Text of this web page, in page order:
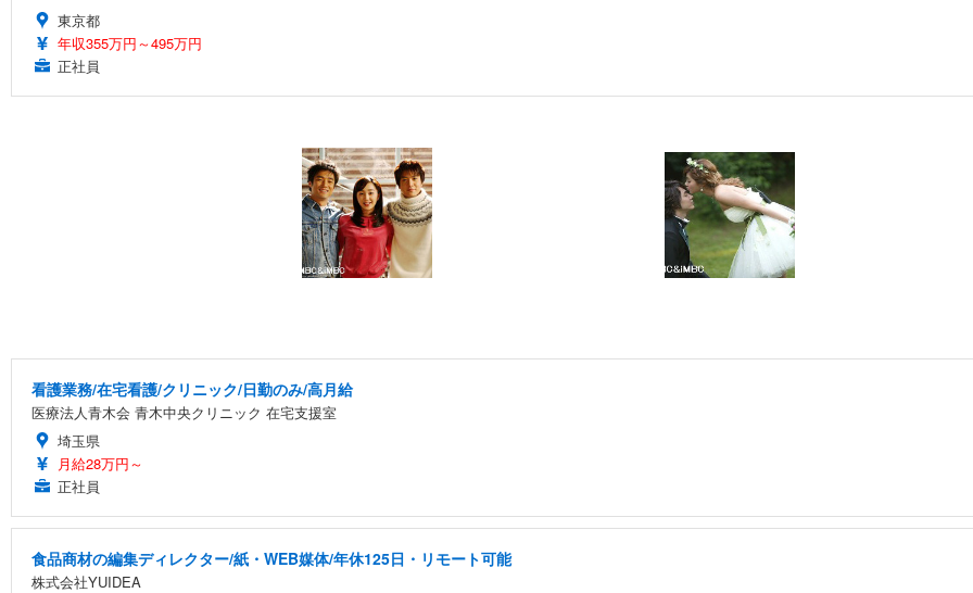
東京都
年収355万円～495万円
正社員
看護業務/在宅看護/クリニック/日勤のみ/高月給
医療法人青木会 青木中央クリニック 在宅支援室
埼玉県
月給28万円～
正社員
食品商材の編集ディレクター/紙・WEB媒体/年休125日・リモート可能
株式会社YUIDEA